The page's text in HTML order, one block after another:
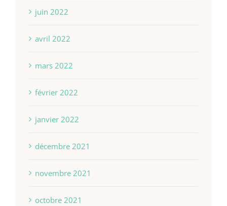
juin 2022
avril 2022
mars 2022
février 2022
janvier 2022
décembre 2021
novembre 2021
octobre 2021